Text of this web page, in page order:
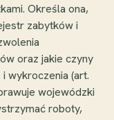
Określa ona,
zabytków i
oraz jakie czyny
wykroczenia (art.
wojewódzki
roboty,